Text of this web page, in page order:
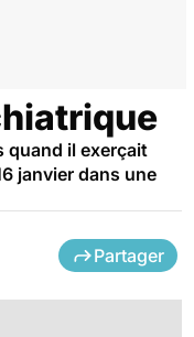
quand il exerçait
janvier dans une
Partager